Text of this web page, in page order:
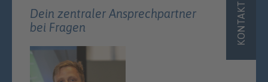
KONTAKT
Dein zentraler Ansprechpartner
bei Fragen